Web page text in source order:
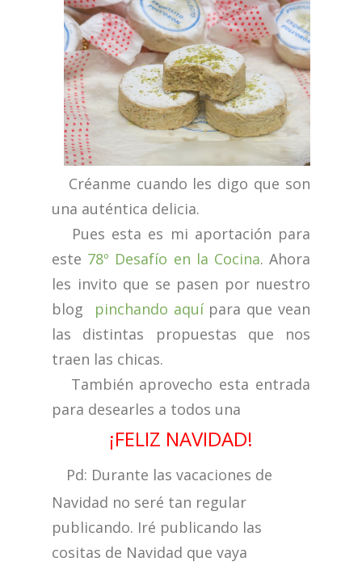
Créanme cuando les digo que son
una auténtica delicia.
Pues esta es mi aportación para
este 78º Desafío en la Cocina. Ahora
les invito que se pasen por nuestro
blog pinchando aquípara que vean
las distintas propuestas que nos
traen las chicas.
También aprovecho esta entrada
para desearles a todos una
¡FELIZ NAVIDAD!
Pd: Durante las vacaciones de
Navidad no seré tan regular
publicando. Iré publicando las
cositas de Navidad que vaya